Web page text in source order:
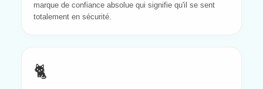
marque de confiance absolue qui signifie qu'il se sent
totalement en sécurité.
🐈